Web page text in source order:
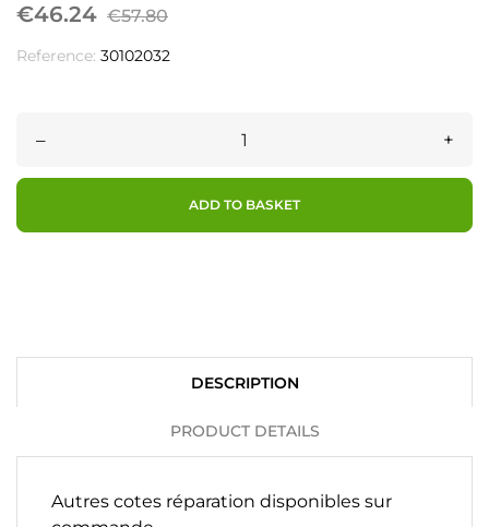
€46.24 €57.80
Reference: 30102032
– +
ADD TO BASKET
DESCRIPTION
PRODUCT DETAILS
Autres cotes réparation disponibles sur